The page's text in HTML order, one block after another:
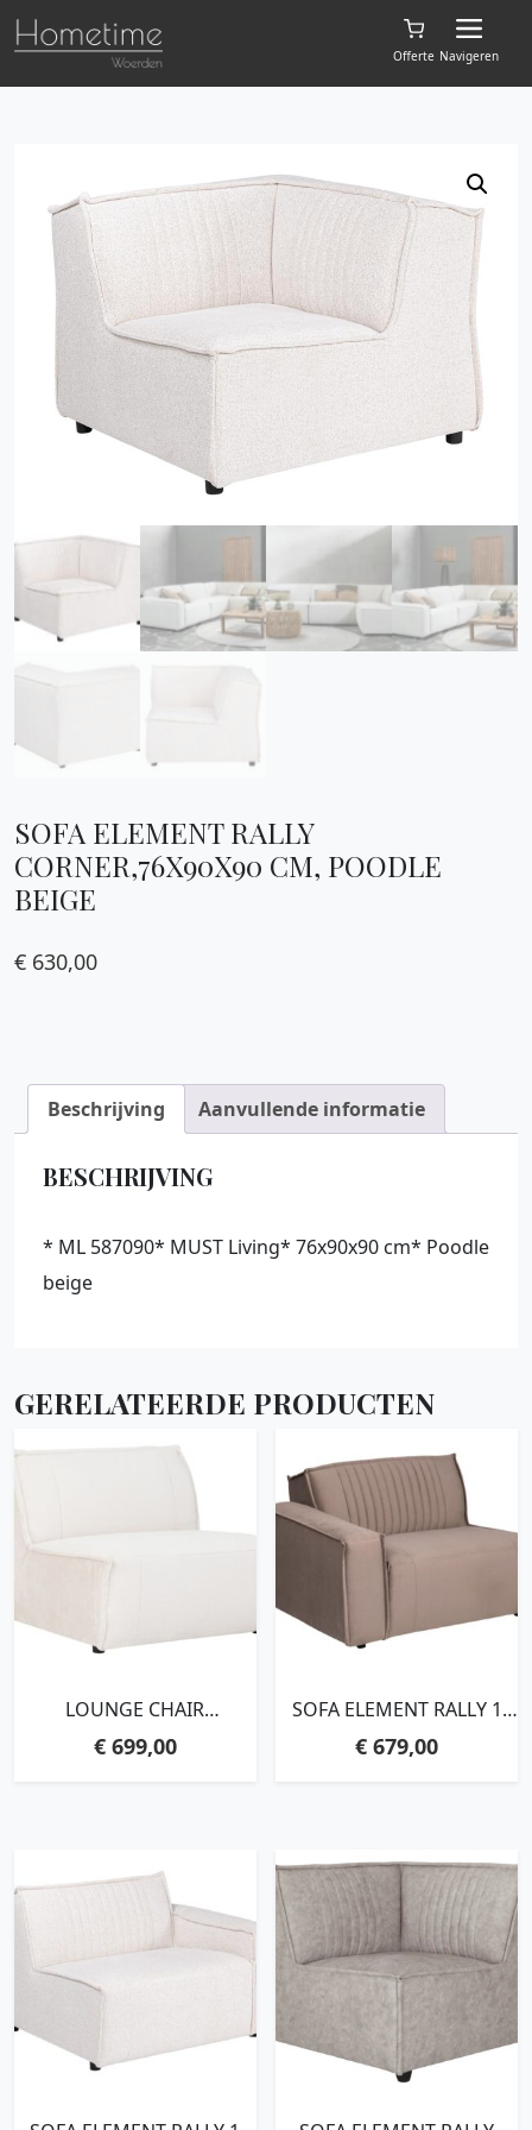
Offerte Navigeren
SOFA ELEMENT RALLY
CORNER,76X90X90 CM, POODLE
BEIGE
€ 630,00
Beschrijving Aanvullende informatie
BESCHRIJVING
* ML 587090* MUST Living* 76x90x90 cm* Poodle
beige
GERELATEERDE PRODUCTEN
LOUNGE CHAIR
FLUFFY CREAM
€699,00
SOFA ELEMENT RALLY 1
VELVET TAUPE
€ 679,00